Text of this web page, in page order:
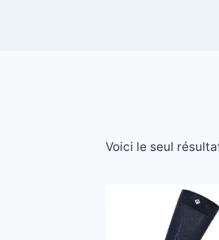
Voici le seul